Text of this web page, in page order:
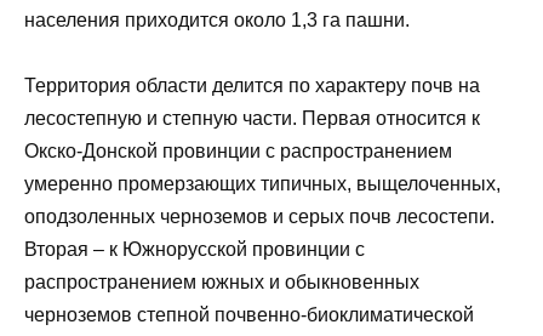
населения приходится около 1,3 га пашни.
Территория области делится по характеру почв на
лесостепную и степную части. Первая относится к
Окско-Донской провинции с распространением
умеренно промерзающих типичных, выщелоченных,
оподзоленных черноземов и серых почв лесостепи.
Вторая – к Южнорусской провинции с
распространением южных и обыкновенных
черноземов степной почвенно-биоклиматической